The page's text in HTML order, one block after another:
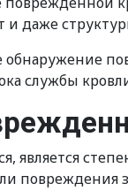
даже
обнаружение
службы
является